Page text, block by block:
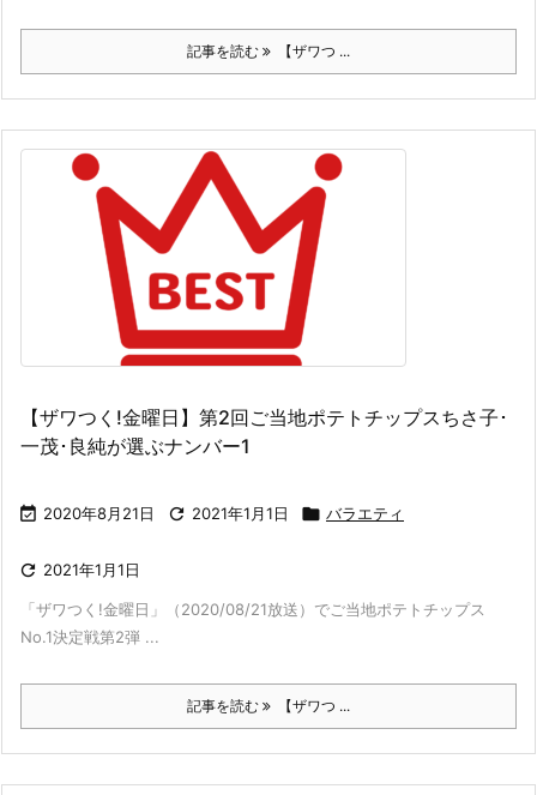
記事を読む 【ザワつ ...
【ザワつく!金曜日】第2回ご当地ポテトチップスちさ子･
一茂･良純が選ぶナンバー1
 2020年8月21日  2021年1月1日  バラエティ
 2021年1月1日
「ザワつく!金曜日」（2020/08/21放送）でご当地ポテトチップス
No.1決定戦第2弾 ...
記事を読む 【ザワつ ...